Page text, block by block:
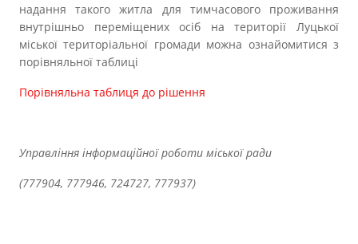
надання такого житла для тимчасового проживання
внутрішньо переміщених осіб на території Луцької
міської територіальної громади можна ознайомитися з
порівняльної таблиці
Порівняльна таблиця до рішення
Управління інформаційної роботи міської ради
(777904, 777946, 724727, 777937)